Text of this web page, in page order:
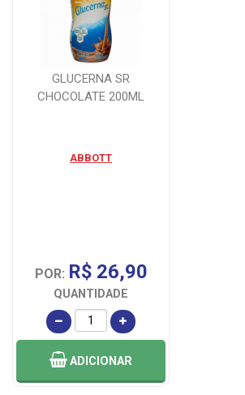
GLUCERNA SR
CHOCOLATE 200ML
ABBOTT
POR: R$ 26,90
QUANTIDADE
ADICIONAR